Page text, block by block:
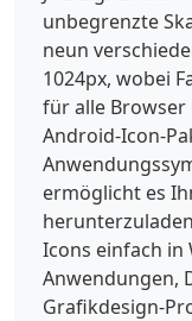
unbegrenzte
neun
1024px, wobei
für alle
Android-Icon-
ermöglicht es
Icons einfach in
Anwendungen,
Grafikdesign-